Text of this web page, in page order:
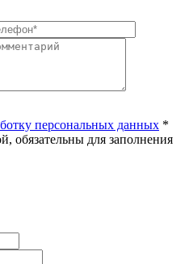
персональных данных *
обязательны для заполнения